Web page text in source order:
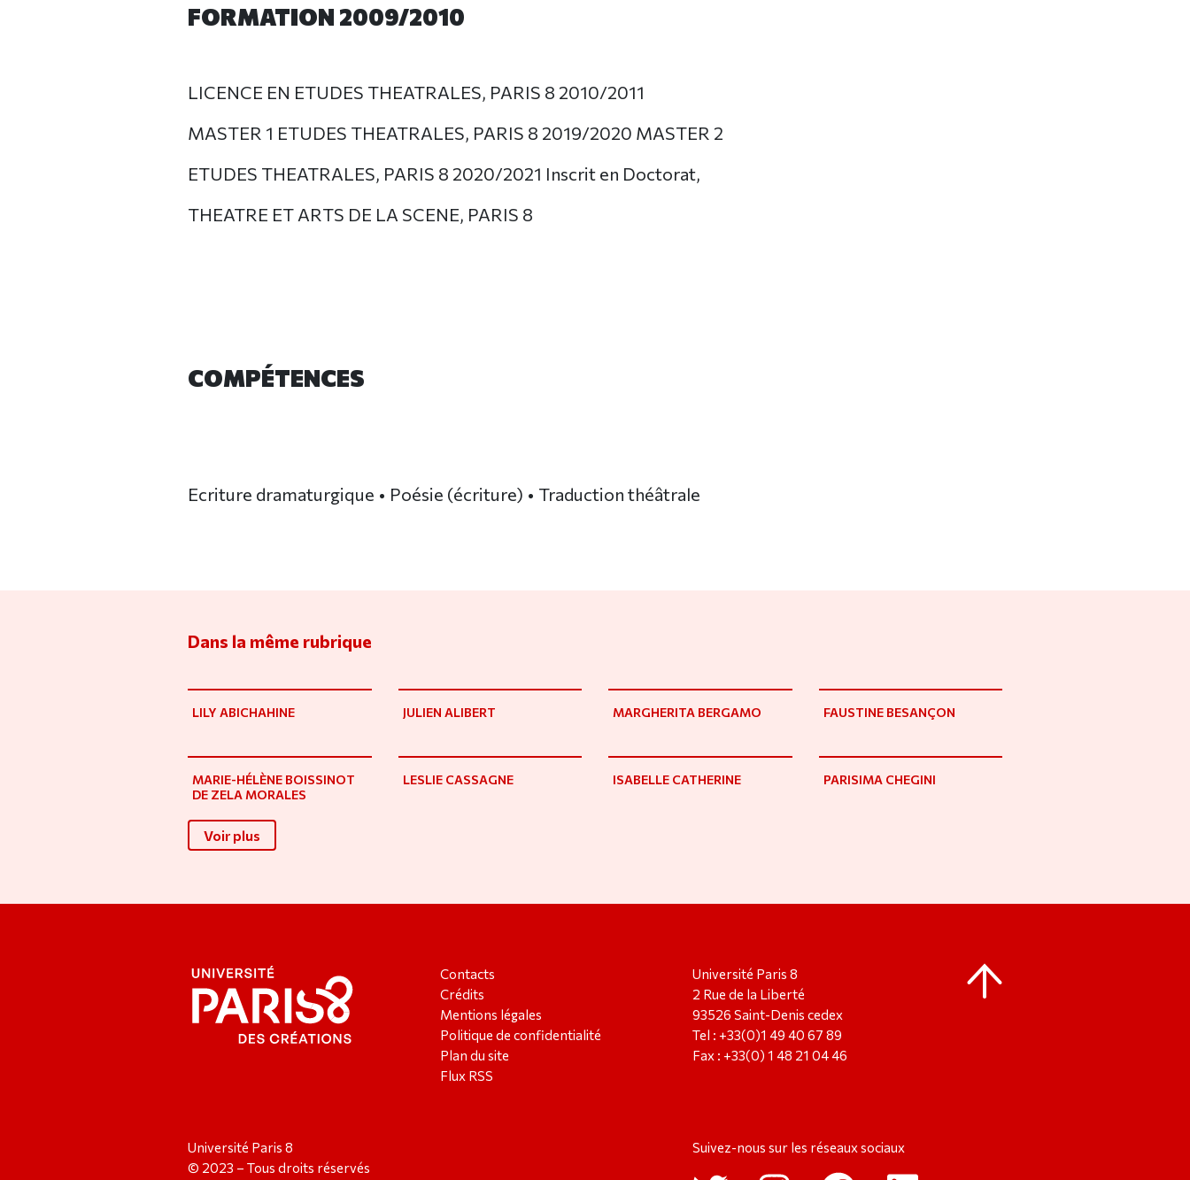
FORMATION 2009/2010
LICENCE EN ETUDES THEATRALES, PARIS 8 2010/2011
MASTER 1 ETUDES THEATRALES, PARIS 8 2019/2020 MASTER 2
ETUDES THEATRALES, PARIS 8 2020/2021 Inscrit en Doctorat,
THEATRE ET ARTS DE LA SCENE, PARIS 8
COMPÉTENCES
Ecriture dramaturgique • Poésie (écriture) • Traduction théâtrale
Dans la même rubrique
LILY ABICHAHINE JULIEN ALIBERT MARGHERITA BERGAMO FAUSTINE BESANÇON
MARIE-HÉLÈNE BOISSINOT
DE ZELA MORALES
LESLIE CASSAGNE ISABELLE CATHERINE PARISIMA CHEGINI
Voir plus
Contacts
Crédits
Mentions légales
Politique de confidentialité
Plan du site
Flux RSS
Université Paris 8
2 Rue de la Liberté
93526 Saint-Denis cedex
Tel : +33(0)1 49 40 67 89
Fax : +33(0) 1 48 21 04 46
Université Paris 8
© 2023 – Tous droits réservés
Suivez-nous sur les réseaux sociaux